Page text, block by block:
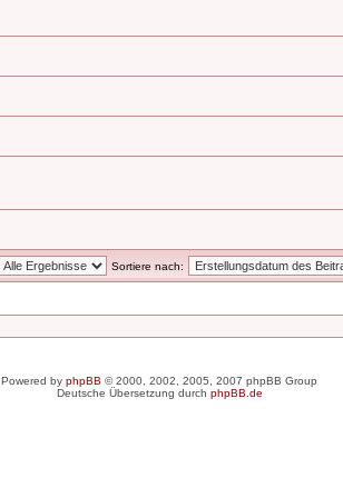
Sortiere nach:
Powered by phpBB © 2000, 2002, 2005, 2007 phpBB Group
Deutsche Übersetzung durch phpBB.de